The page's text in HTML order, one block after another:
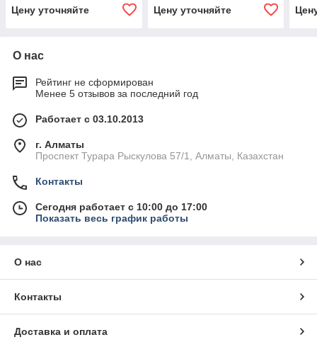
Цену уточняйте
Цену уточняйте
О нас
Рейтинг не сформирован
Менее 5 отзывов за последний год
Работает с 03.10.2013
г. Алматы
Проспект Турара Рыскулова 57/1, Алматы, Казахстан
Контакты
Сегодня работает с 10:00 до 17:00
Показать весь график работы
О нас
Контакты
Доставка и оплата